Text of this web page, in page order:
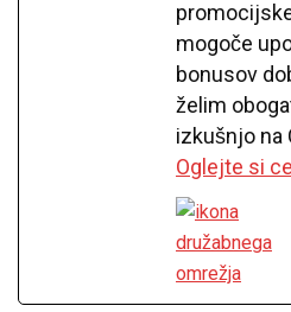
mogoče
bonusov
želim
izkušnjo na
Oglejte si